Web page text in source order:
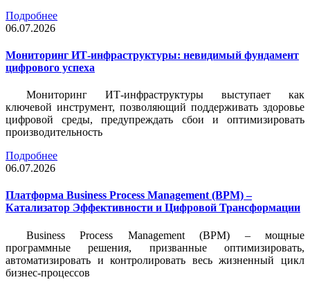
Подробнее
06.07.2026
Мониторинг ИТ-инфраструктуры: невидимый фундамент
цифрового успеха
Мониторинг ИТ-инфраструктуры выступает как
ключевой инструмент, позволяющий поддерживать здоровье
цифровой среды, предупреждать сбои и оптимизировать
производительность
Подробнее
06.07.2026
Платформа Business Process Management (BPM) –
Катализатор Эффективности и Цифровой Трансформации
Business Process Management (BPM) – мощные
программные решения, призванные оптимизировать,
автоматизировать и контролировать весь жизненный цикл
бизнес-процессов